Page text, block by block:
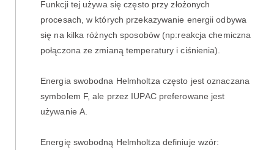
Funkcji tej używa się często przy złożonych
procesach, w których przekazywanie energii odbywa
się na kilka różnych sposobów (np:reakcja chemiczna
połączona ze zmianą temperatury i ciśnienia).
Energia swobodna Helmholtza często jest oznaczana
symbolem F, ale przez IUPAC preferowane jest
używanie A.
Energię swobodną Helmholtza definiuje wzór: